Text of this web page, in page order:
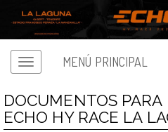
MENÚ PRINCIPAL
DOCUMENTOS PARA
ECHO HY RACE LA